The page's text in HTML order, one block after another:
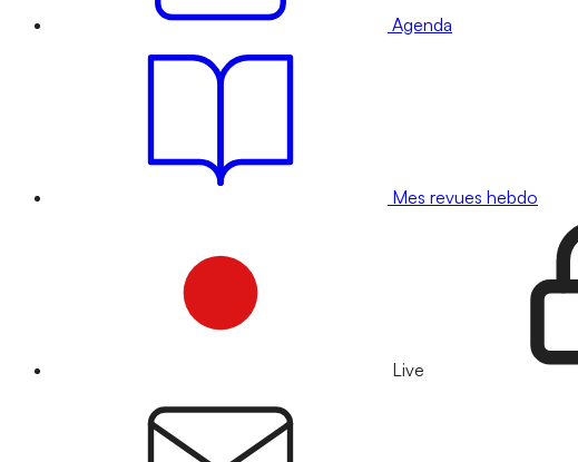
Agenda
Mes revues hebdo
Live